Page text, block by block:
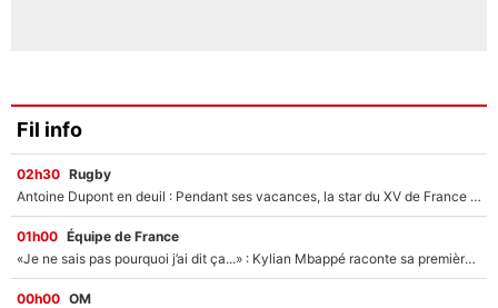
Fil info
02h30 Rugby
Antoine Dupont en deuil : Pendant ses vacances, la star du XV de France a perdu sa grand-mère
01h00 Équipe de France
«Je ne sais pas pourquoi j’ai dit ça...» : Kylian Mbappé raconte sa première rencontre avec Zinédine Zidane (et c’est très drôle)
00h00 OM